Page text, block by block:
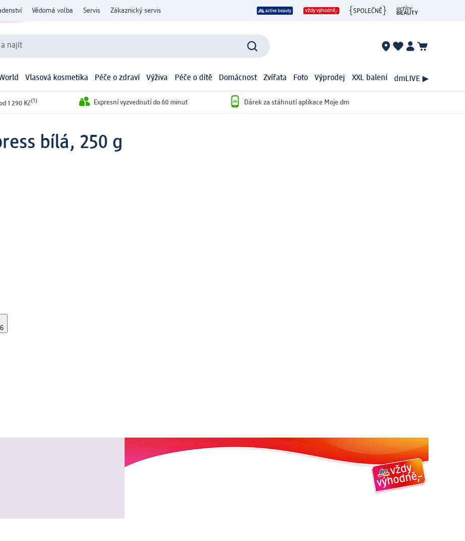
Vědomá volba Servis Zákaznický servis
a najít
Vlasová kosmetika Péče o zdraví Výživa Péče o dítě Domácnost Zvířata Foto Výprodej XXL balení dmLIVE ▶
1 290 Kč(1) Expresní vyzvednutí do 60 minut Dárek za stáhnutí aplikace Moje dm
bílá, 250 g